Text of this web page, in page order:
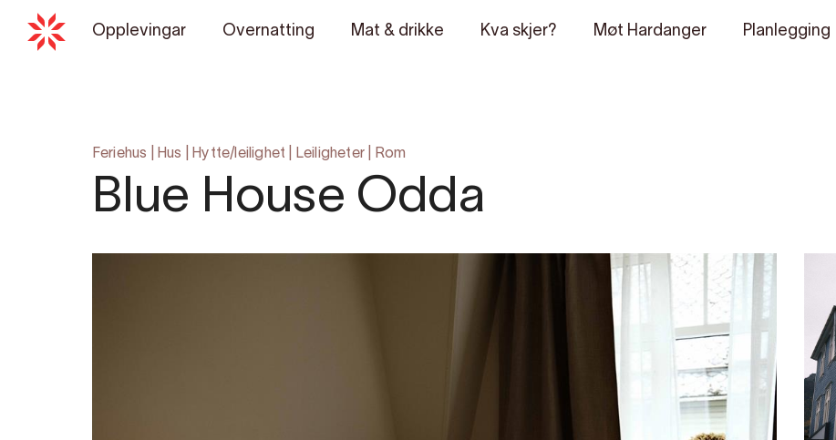
Opplevingar Overnatting Mat & drikke Kva skjer? Møt Hardanger Planlegging
Feriehus Hus Hytte/leilighet Leiligheter Rom
Blue House Odda